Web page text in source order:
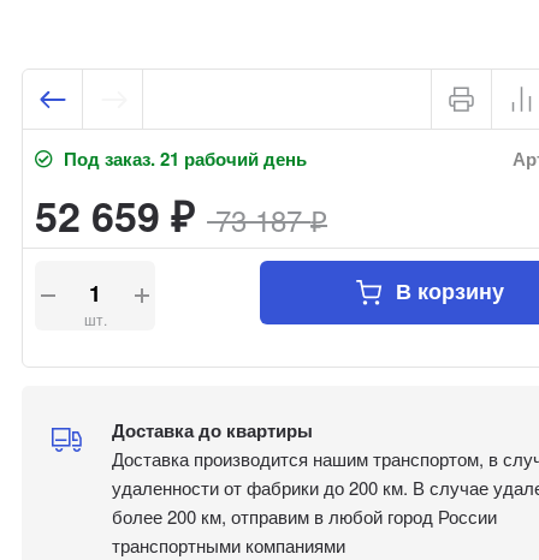
Под заказ. 21 рабочий день
52 659₽ 73 187₽
шт.
В корзину
Доставка до квартиры
Доставка производится нашим транспортом, в
удаленности от фабрики до 200 км. В случае
более 200 км, отправим в любой город России
транспортными компаниями